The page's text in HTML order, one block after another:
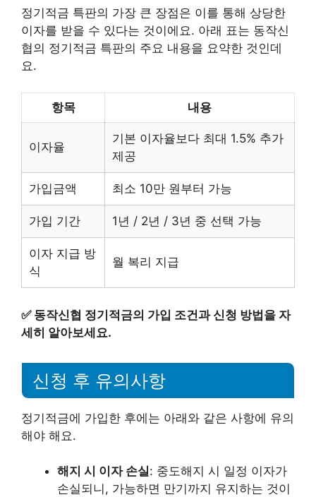
정기적금 특판의 가장 큰 장점은 이를 통해 상당한
이자를 받을 수 있다는 것이에요. 아래 표는 동작신
협의 정기적금 특판의 주요 내용을 요약한 것인데
요.
항목 내용
이자율
기본 이자율보다 최대 1.5% 추가
제공
가입금액 최소 10만 원부터 가능
가입 기간 1년 / 2년 / 3년 중 선택 가능
이자 지급 방
식
월 복리 지급
✅ 동작신협 정기적금의 가입 조건과 신청 방법을 자
세히 알아보세요.
신청 후 유의사항
정기적금에 가입한 후에는 아래와 같은 사항에 유의
해야 해요.
해지 시 이자 손실: 중도해지 시 일정 이자가
손실되니, 가능하면 만기까지 유지하는 것이